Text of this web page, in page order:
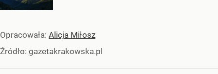
Opracowała: Alicja Miłosz
Źródło: gazetakrakowska.pl